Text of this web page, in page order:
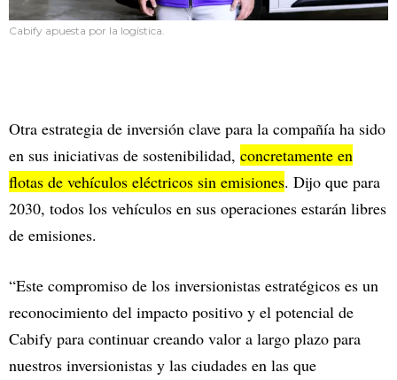
Cabify apuesta por la logística.
Otra estrategia de inversión clave para la compañía ha sido
en sus iniciativas de sostenibilidad, concretamente en
flotas de vehículos eléctricos sin emisiones. Dijo que para
2030, todos los vehículos en sus operaciones estarán libres
de emisiones.
“Este compromiso de los inversionistas estratégicos es un
reconocimiento del impacto positivo y el potencial de
Cabify para continuar creando valor a largo plazo para
nuestros inversionistas y las ciudades en las que